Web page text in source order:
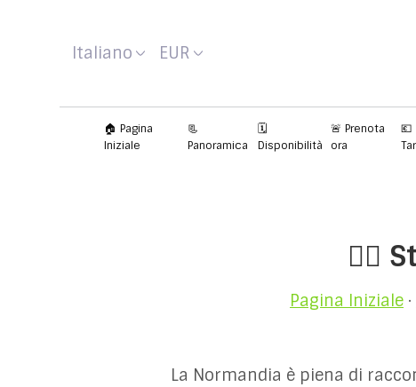
Italiano EUR
🏠 Pagina
Iniziale
📃
Panoramica
🗓️
Disponibilità
🚨 Prenota
ora
💶
🕵️‍♀️
Pagina Iniziale ·
La Normandia è piena di